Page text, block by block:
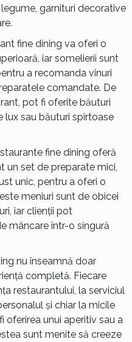
garnituri decorative
fine dining va oferi o
iar somelierii sunt
a recomanda vinuri
comandate. De
pot fi oferite băuturi
lux sau băuturi spirtoase
fine dining oferă
un set de preparate mici,
unic, pentru a oferi o
meniuri sunt de obicei
iar clienții pot
mâncare într-o singură
nu înseamnă doar
completă. Fiecare
restaurantului, la serviciul
și chiar la micile
oferirea unui aperitiv sau a
sunt menite să creeze